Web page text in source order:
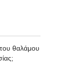
θαλάμου